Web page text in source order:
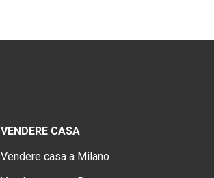
VENDERE CASA
Vendere casa a Milano